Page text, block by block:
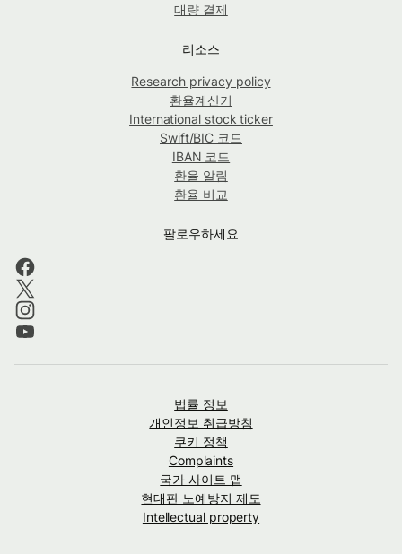
대량 결제
리소스
Research privacy policy
환율계산기
International stock ticker
Swift/BIC 코드
IBAN 코드
환율 알림
환율 비교
팔로우하세요
법률 정보
개인정보 취급방침
쿠키 정책
Complaints
국가 사이트 맵
현대판 노예방지 제도
Intellectual property